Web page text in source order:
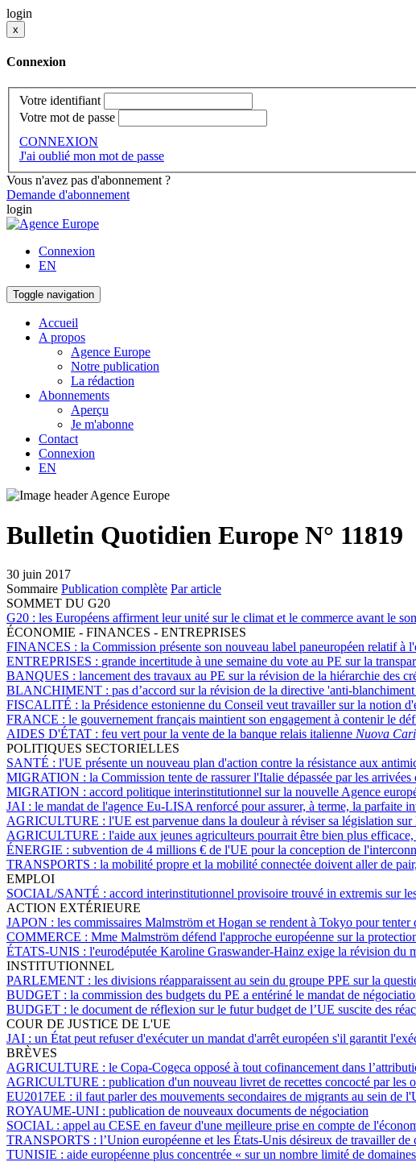
login
x
Connexion
Votre identifiant
Votre mot de passe
CONNEXION
J'ai oublié mon mot de passe
Vous n'avez pas d'abonnement ?
Demande d'abonnement
login
Connexion
EN
Toggle navigation
Accueil
A propos
Agence Europe
Notre publication
La rédaction
Abonnements
Aperçu
Je m'abonne
Contact
Connexion
EN
Bulletin Quotidien Europe N° 11819
30 juin 2017
Sommaire Publication complète Par article
SOMMET DU G20
G20 : les Européens affirment leur unité sur le climat et le commerce avant le
ÉCONOMIE - FINANCES - ENTREPRISES
FINANCES : la Commission présente son nouveau label paneuropéen relatif à
ENTREPRISES : grande incertitude à une semaine du vote au PE sur la
BANQUES : lancement des travaux au PE sur la révision de la hiérarchie des
BLANCHIMENT : pas d’accord sur la révision de la directive 'anti-blanchiment
FISCALITÉ : la Présidence estonienne du Conseil veut travailler sur la notion
FRANCE : le gouvernement français maintient son engagement à contenir le
AIDES D'ÉTAT : feu vert pour la vente de la banque relais italienne Nuova
POLITIQUES SECTORIELLES
SANTÉ : l'UE présente un nouveau plan d'action contre la résistance aux
MIGRATION : la Commission tente de rassurer l'Italie dépassée par les
MIGRATION : accord politique interinstitutionnel sur la nouvelle Agence
JAI : le mandat de l'agence Eu-LISA renforcé pour assurer, à terme, la parfaite
AGRICULTURE : l'UE est parvenue dans la douleur à réviser sa législation
AGRICULTURE : l'aide aux jeunes agriculteurs pourrait être bien plus
ÉNERGIE : subvention de 4 millions € de l'UE pour la conception de
TRANSPORTS : la mobilité propre et la mobilité connectée doivent aller de
EMPLOI
SOCIAL/SANTÉ : accord interinstitutionnel provisoire trouvé in extremis sur
ACTION EXTÉRIEURE
JAPON : les commissaires Malmström et Hogan se rendent à Tokyo pour
COMMERCE : Mme Malmström défend l'approche européenne sur la
ÉTATS-UNIS : l'eurodéputée Karoline Graswander-Hainz exige la révision du
INSTITUTIONNEL
PARLEMENT : les divisions réapparaissent au sein du groupe PPE sur la
BUDGET : la commission des budgets du PE a entériné le mandat de
BUDGET : le document de réflexion sur le futur budget de l’UE suscite des
COUR DE JUSTICE DE L'UE
JAI : un État peut refuser d'exécuter un mandat d'arrêt européen s'il garantit
BRÈVES
AGRICULTURE : le Copa-Cogeca opposé à tout cofinancement dans
AGRICULTURE : publication d'un nouveau livret de recettes concocté par les
EU2017EE : il faut parler des mouvements secondaires de migrants au sein de
ROYAUME-UNI : publication de nouveaux documents de négociation
SOCIAL : appel au CESE en faveur d'une meilleure prise en compte de
TRANSPORTS : l’Union européenne et les États-Unis désireux de travailler
TUNISIE : aide européenne plus concentrée « sur un nombre limité de